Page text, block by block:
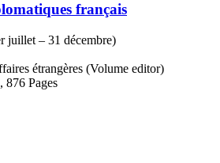
français
juillet – 31 décembre)
étrangères (Volume editor)
876 Pages